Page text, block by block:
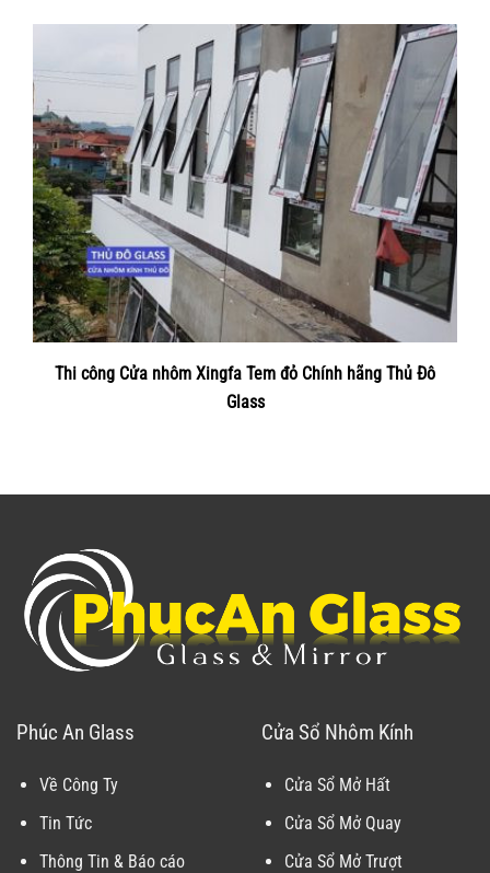
Thi công Cửa nhôm Xingfa Tem đỏ Chính hãng Thủ Đô
Glass
Phúc An Glass
Về Công Ty
Tin Tức
Thông Tin & Báo cáo
Cửa Sổ Nhôm Kính
Cửa Sổ Mở Hất
Cửa Sổ Mở Quay
Cửa Sổ Mở Trượt